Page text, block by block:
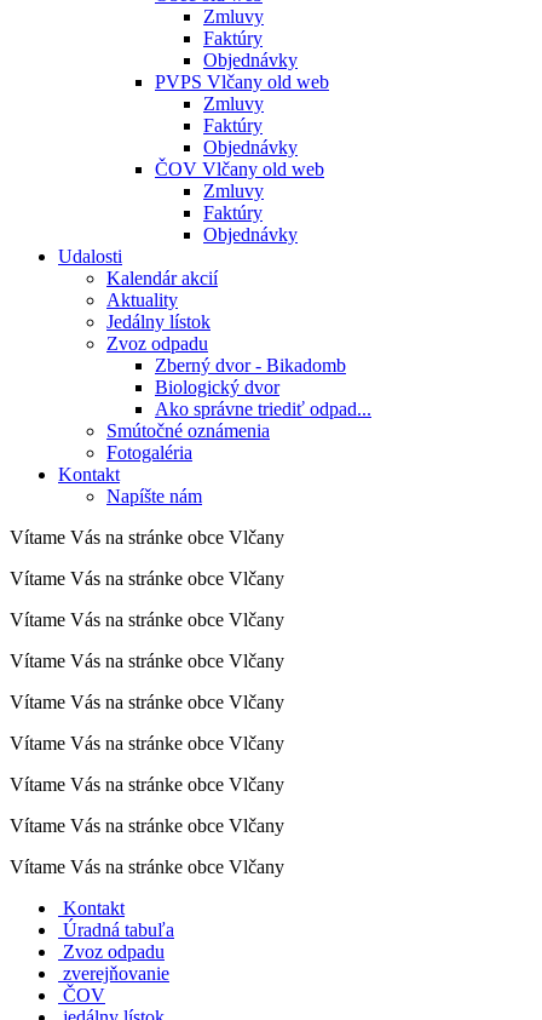
Zmluvy
Faktúry
Objednávky
PVPS Vlčany old web
Zmluvy
Faktúry
Objednávky
ČOV Vlčany old web
Zmluvy
Faktúry
Objednávky
Udalosti
Kalendár akcií
Aktuality
Jedálny lístok
Zvoz odpadu
Zberný dvor - Bikadomb
Biologický dvor
Ako správne triediť odpad...
Smútočné oznámenia
Fotogaléria
Kontakt
Napíšte nám
Vítame Vás na stránke obce Vlčany
Vítame Vás na stránke obce Vlčany
Vítame Vás na stránke obce Vlčany
Vítame Vás na stránke obce Vlčany
Vítame Vás na stránke obce Vlčany
Vítame Vás na stránke obce Vlčany
Vítame Vás na stránke obce Vlčany
Vítame Vás na stránke obce Vlčany
Vítame Vás na stránke obce Vlčany
Kontakt
Úradná tabuľa
Zvoz odpadu
zverejňovanie
ČOV